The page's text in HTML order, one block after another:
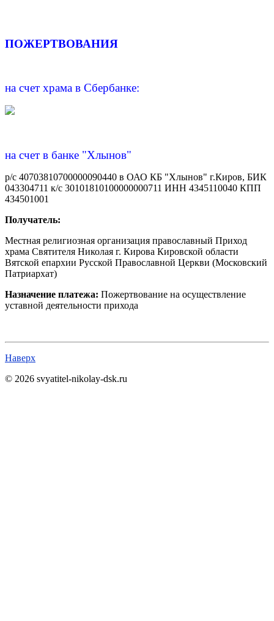
ПОЖЕРТВОВАНИЯ
на счет храма в Сбербанке:
на счет в банке "Хлынов"
р/с 40703810700000090440 в ОАО КБ "Хлынов" г.Киров, БИК
043304711 к/с 30101810100000000711 ИНН 4345110040 КПП
434501001
Получатель:
Местная религиозная организация православный Приход
храма Святителя Николая г. Кирова Кировской области
Вятской епархии Русской Православной Церкви (Московский
Патриархат)
Назначение платежа: Пожертвование на осуществление
уставной деятельности прихода
Наверх
© 2026 svyatitel-nikolay-dsk.ru